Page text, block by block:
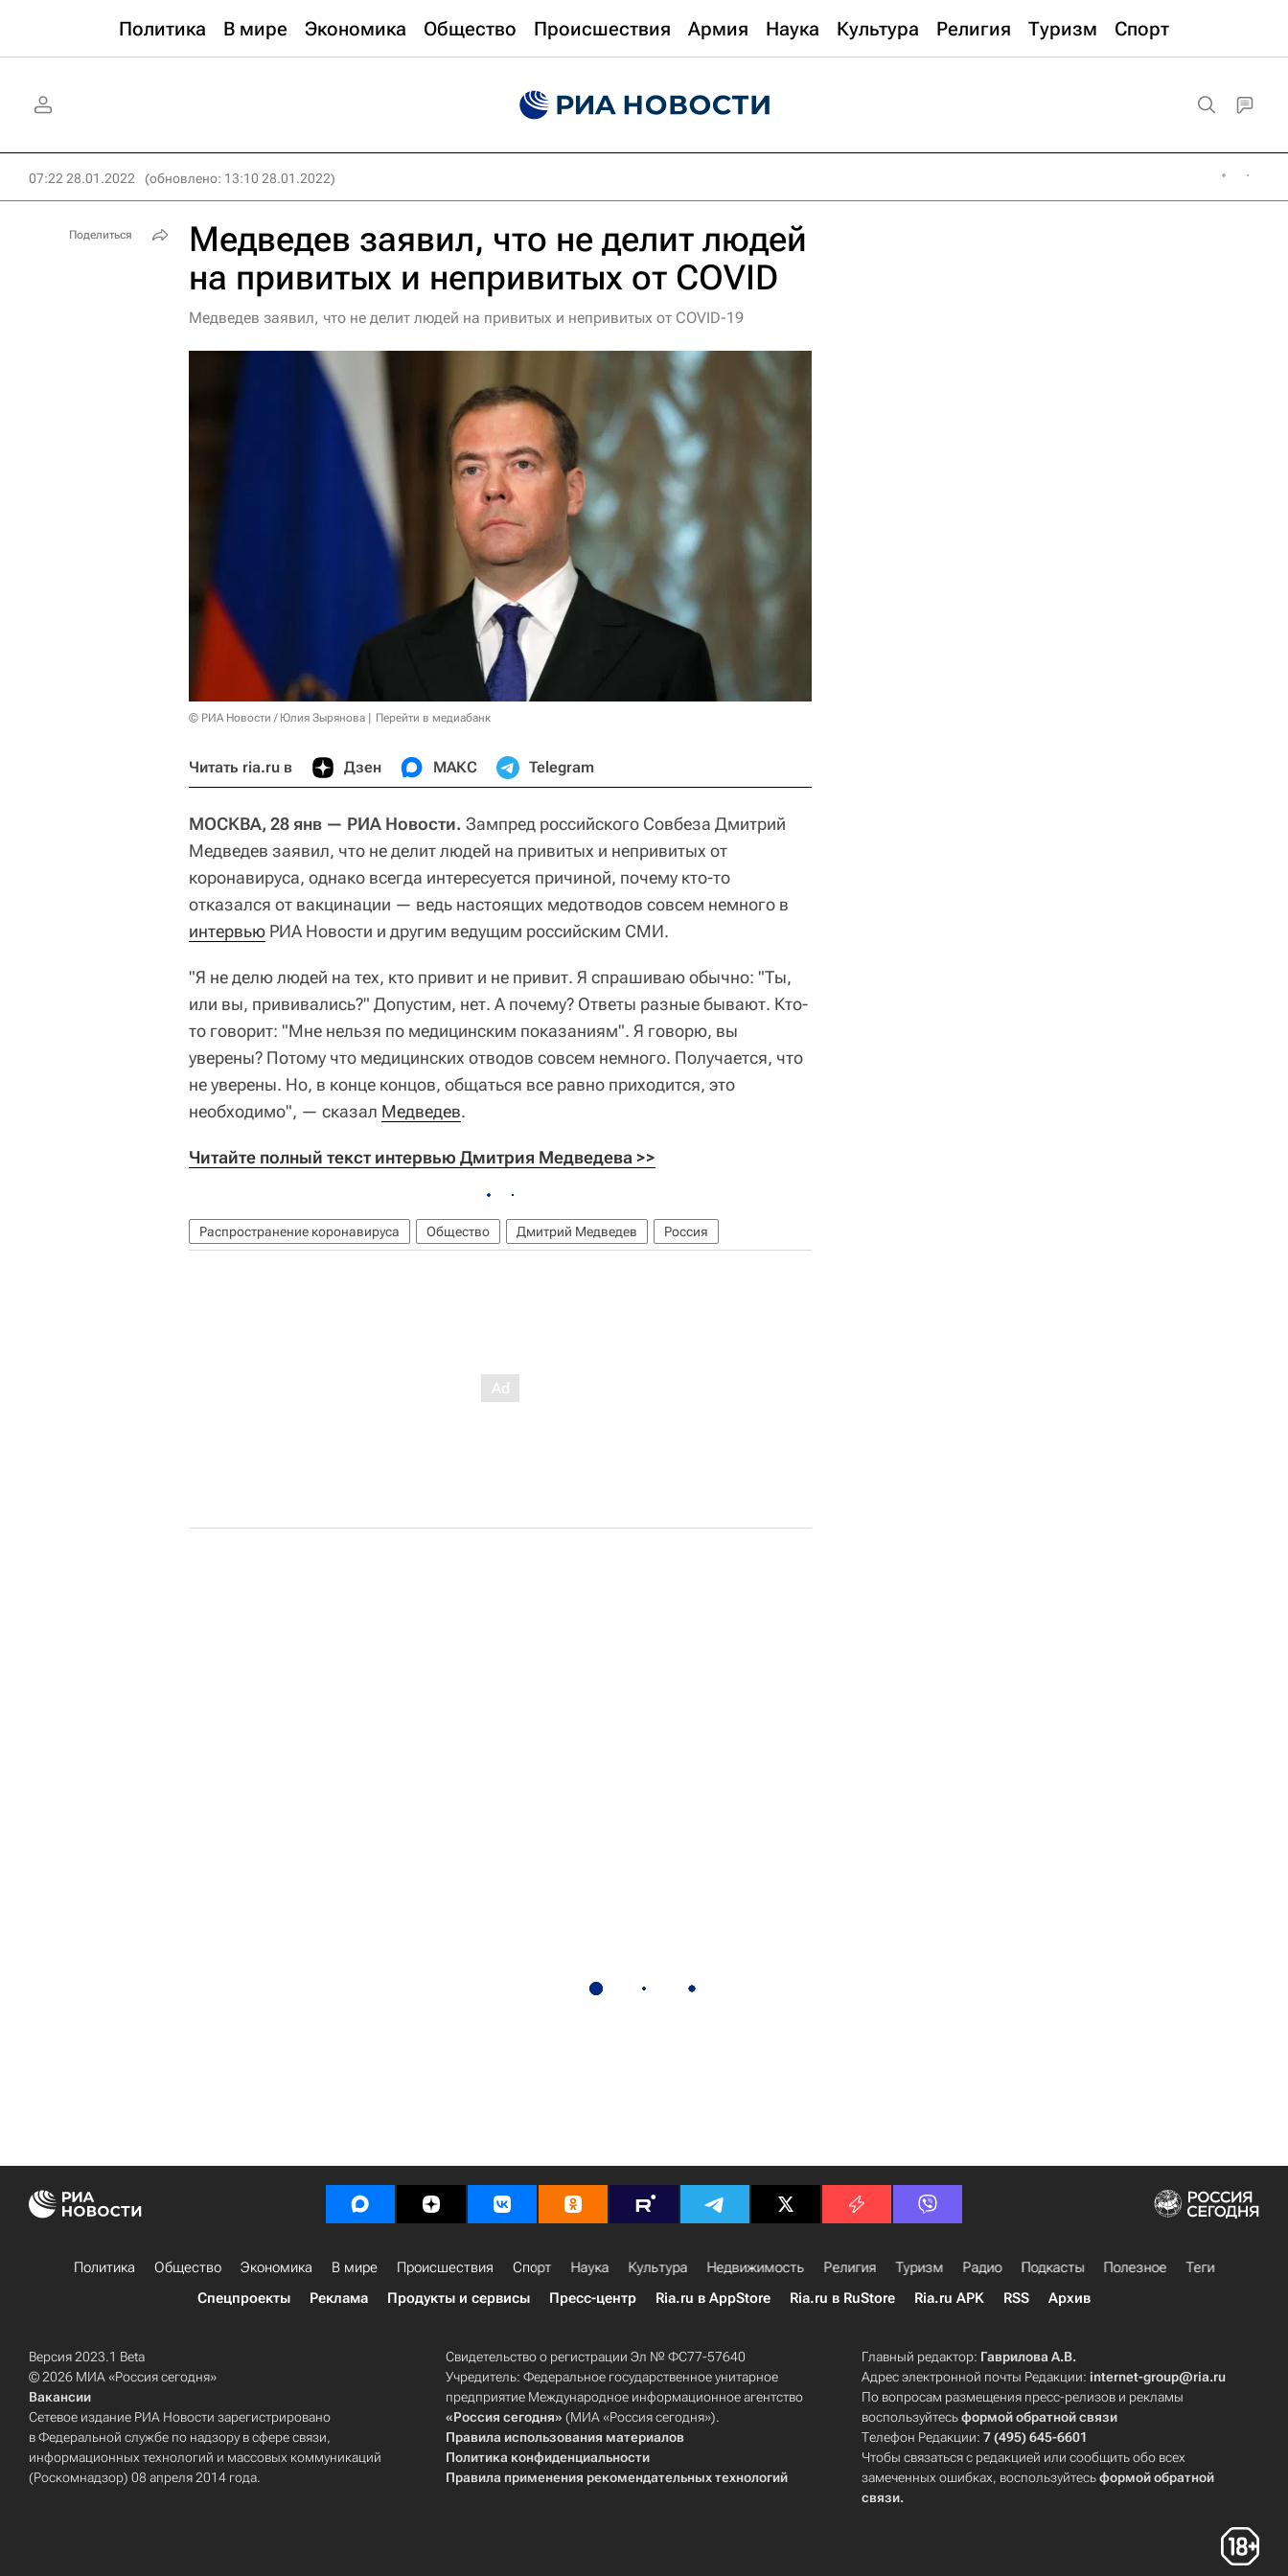
Политика В мире Экономика Общество Происшествия Армия Наука Культура Религия Туризм Спорт
07:22 28.01.2022 (обновлено: 13:10 28.01.2022)
Медведев заявил, что не делит людей
на привитых и непривитых от COVID
Медведев заявил, что не делит людей на привитых и непривитых от COVID-19
© РИА Новости / Юлия Зырянова Перейти в медиабанк
Читать ria.ru в Дзен МАКС Telegram
МОСКВА, 28 янв — РИА Новости. Зампред российского Совбеза Дмитрий
Медведев заявил, что не делит людей на привитых и непривитых от
коронавируса, однако всегда интересуется причиной, почему кто-то
отказался от вакцинации — ведь настоящих медотводов совсем немного в
интервью РИА Новости и другим ведущим российским СМИ.
"Я не делю людей на тех, кто привит и не привит. Я спрашиваю обычно: "Ты,
или вы, прививались?" Допустим, нет. А почему? Ответы разные бывают. Кто-
то говорит: "Мне нельзя по медицинским показаниям". Я говорю, вы
уверены? Потому что медицинских отводов совсем немного. Получается, что
не уверены. Но, в конце концов, общаться все равно приходится, это
необходимо", — сказал Медведев.
Читайте полный текст интервью Дмитрия Медведева >>
Распространение коронавируса Общество Дмитрий Медведев Россия
Поделиться
Политика Общество Экономика В мире Происшествия Спорт Наука Культура Недвижимость Религия Туризм Радио Подкасты Полезное
Теги
Спецпроекты
Реклама Продукты и сервисы Пресс-центр Ria.ru в AppStore Ria.ru в RuStore Ria.ru APK RSS Архив
Версия 2023.1 Beta
© 2026 МИА «Россия сегодня»
Вакансии
Сетевое издание РИА Новости зарегистрировано
в Федеральной службе по надзору в сфере связи,
информационных технологий и массовых коммуникаций
(Роскомнадзор) 08 апреля 2014 года.
Свидетельство о регистрации Эл № ФС77-57640
Учредитель: Федеральное государственное унитарное
предприятие Международное информационное агентство
«Россия сегодня» (МИА «Россия сегодня»).
Правила использования материалов
Политика конфиденциальности
Правила применения рекомендательных технологий
Главный редактор: Гаврилова А.В.
Адрес электронной почты Редакции:internet-group@ria.ru
По вопросам размещения пресс-релизов и рекламы
воспользуйтесьформой обратной связи
Телефон Редакции:7 (495) 645-6601
Чтобы связаться с редакцией или сообщить обо всех
замеченных ошибках, воспользуйтесьформой обратной
связи.